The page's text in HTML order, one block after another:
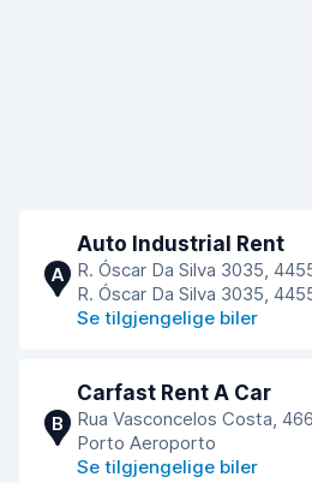
A
Auto Industrial Rent
R. Óscar Da Silva 3035,
R. Óscar Da Silva 3035,
Se tilgjengelige biler
B
Carfast Rent A Car
Rua Vasconcelos Costa,
Porto Aeroporto
Se tilgjengelige biler